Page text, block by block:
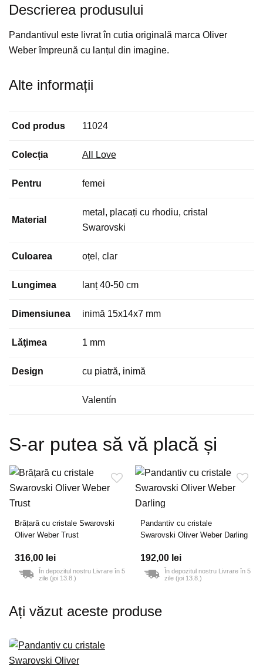
Descrierea produsului
Pandantivul este livrat în cutia originală marca Oliver
Weber împreună cu lanțul din imagine.
Alte informații
Cod produs 11024
Colecția All Love
Pentru femei
Material
metal, placați cu rhodiu, cristal
Swarovski
Culoarea oțel, clar
Lungimea lanț 40-50 cm
Dimensiunea inimă 15x14x7 mm
Lăţimea 1 mm
Design cu piatră, inimă
Valentín
S-ar putea să vă placă și
Brățară cu cristale Swarovski
Oliver Weber Trust
316,00 lei
În depozitul nostru Livrare în 5
zile (joi 13.8.)
Pandantiv cu cristale
Swarovski Oliver Weber Darling
192,00 lei
În depozitul nostru Livrare în 5
zile (joi 13.8.)
Ați văzut aceste produse